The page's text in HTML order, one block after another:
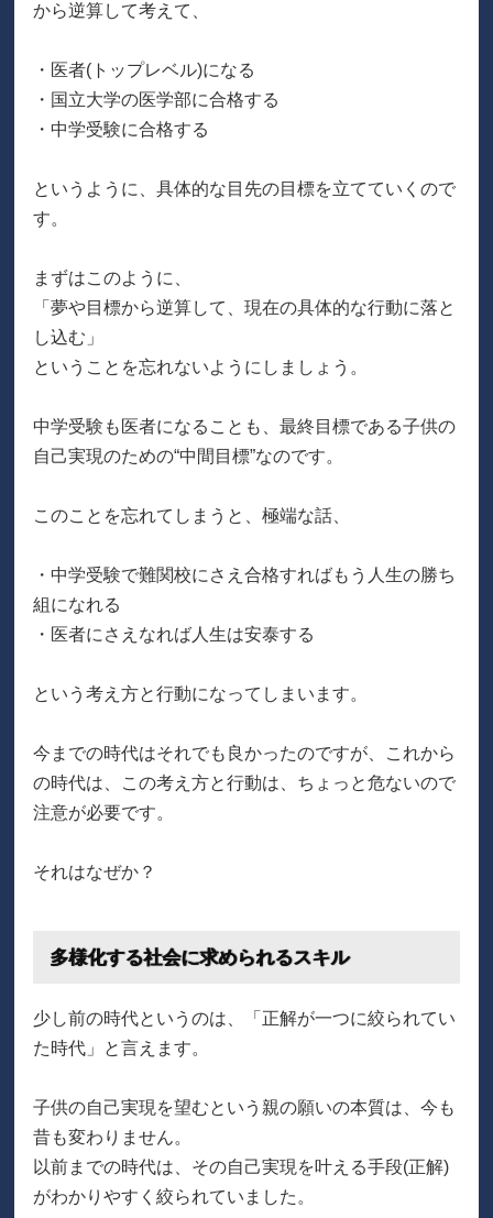
から逆算して考えて、
・医者(トップレベル)になる
・国立大学の医学部に合格する
・中学受験に合格する
というように、具体的な目先の目標を立てていくので
す。
まずはこのように、
「夢や目標から逆算して、現在の具体的な行動に落と
し込む」
ということを忘れないようにしましょう。
中学受験も医者になることも、最終目標である子供の
自己実現のための“中間目標”なのです。
このことを忘れてしまうと、極端な話、
・中学受験で難関校にさえ合格すればもう人生の勝ち
組になれる
・医者にさえなれば人生は安泰する
という考え方と行動になってしまいます。
今までの時代はそれでも良かったのですが、これから
の時代は、この考え方と行動は、ちょっと危ないので
注意が必要です。
それはなぜか？
多様化する社会に求められるスキル
少し前の時代というのは、「正解が一つに絞られてい
た時代」と言えます。
子供の自己実現を望むという親の願いの本質は、今も
昔も変わりません。
以前までの時代は、その自己実現を叶える手段(正解)
がわかりやすく絞られていました。